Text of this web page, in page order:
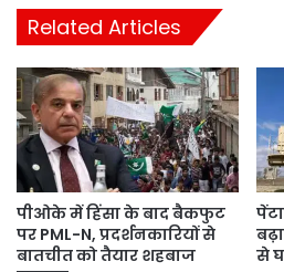
Related Articles
पीओके में हिंसा के बाद बैकफुट
पर PML-N, प्रदर्शनकारियों से
बातचीत को तैयार शहबाज
से